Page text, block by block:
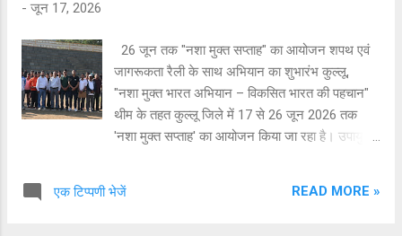
चालक त्रिलोक चंद ठाकुर ने किया। समापन समारोह में
मुख्य अतिथि के रूप में पूर्व निदेशक मेरा युवा भारत (पूर्व में
NYKS), युवा कार्यक्रम एवं खेल मंत्रालय, भारत सरकार
के पूर्व अधिकारी एवं सामाजिक कार्यकर्ता डॉ. लाल सिंह
उपस्थित रहे। उन्होंने खिलाड़ियों को खेल भावना के साथ
आगे बढ़ने का संदेश दिया और आयोजकों के प...
- जून 17, 2026
26 जून तक "नशा मुक्त सप्ताह" का आयोजन शपथ एवं
जागरूकता रैली के साथ अभियान का शुभारंभ कुल्लू,
"नशा मुक्त भारत अभियान – विकसित भारत की पहचान"
थीम के तहत कुल्लू जिले में 17 से 26 जून 2026 तक
'नशा मुक्त सप्ताह' का आयोजन किया जा रहा है। उपायुक्त
नशे के दुष्प्रभावों के प्रति जागरूक करने के लिए विभिन्न
एक टिप्पणी भेजें READ MORE »